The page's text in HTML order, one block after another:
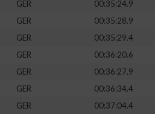
GER
00:35:24.9
GER
00:35:28.9
GER
00:35:29.4
GER
00:36:20.6
GER 00:36:27.9
GER
00:36:34.4
GER
00:37:04.4